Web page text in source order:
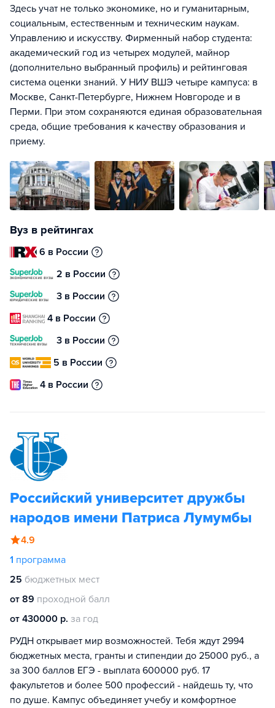
Здесь учат не только экономике, но и гуманитарным,
социальным, естественным и техническим наукам.
Управлению и искусству. Фирменный набор студента:
академический год из четырех модулей, майнор
(дополнительно выбранный профиль) и рейтинговая
система оценки знаний. У НИУ ВШЭ четыре кампуса: в
Москве, Санкт-Петербурге, Нижнем Новгороде и в
Перми. При этом сохраняются единая образовательная
среда, общие требования к качеству образования и
приему.
Вуз в рейтингах
6 в России
2 в России
3 в России
4 в России
3 в России
5 в России
4 в России
Российский университет дружбы
народов имени Патриса Лумумбы
4.9
1 программа
25 бюджетных мест
от 89 проходной балл
от 430000 р. за год
РУДН открывает мир возможностей. Тебя ждут 2994
бюджетных места, гранты и стипендии до 25000 руб., а
за 300 баллов ЕГЭ - выплата 600000 руб. 17
факультетов и более 500 профессий - найдешь ту, что
по душе. Кампус объединяет учебу и комфортное